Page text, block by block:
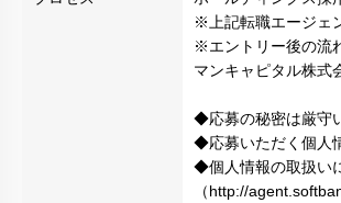
※上記転職エージェ
※エントリー後の流
マンキャピタル株式
◆応募の秘密は厳守
◆応募いただく個人
◆個人情報の取扱い
（http://